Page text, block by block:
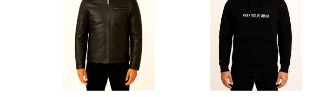
Αυτό το προϊόν έχει πολλαπλές παραλλαγές. Οι επιλογές μπορούν να επιλεγούν στη σελίδα του προϊόντος